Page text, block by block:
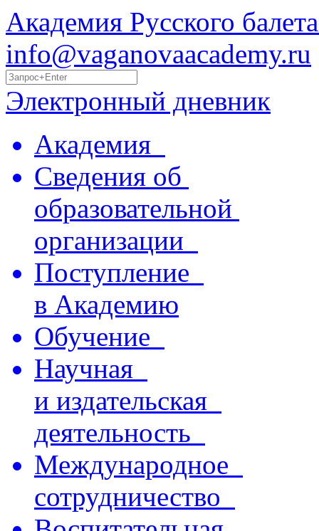
Академия Русского
info@vaganovaacademy.ru
Электронный дневник
Академия
Сведения об
образовательной
организации
Поступление
в Академию
Обучение
Научная
и издательская
деятельность
Международное
сотрудничество